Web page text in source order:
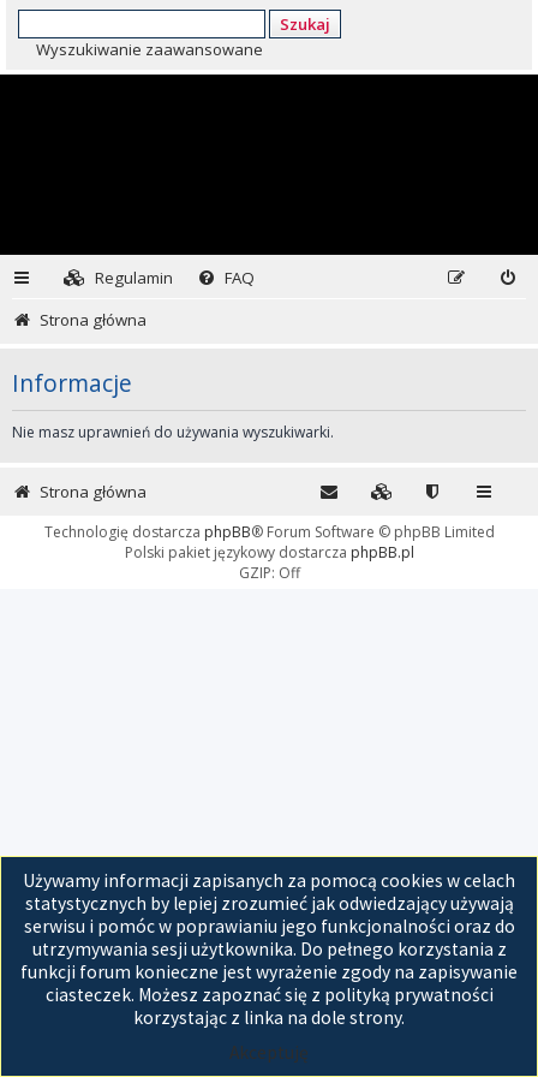
Szukaj
Wyszukiwanie zaawansowane
Regulamin
FAQ
Strona główna
Informacje
Nie masz uprawnień do używania wyszukiwarki.
Używamy informacji zapisanych za pomocą cookies w celach
statystycznych by lepiej zrozumieć jak odwiedzający używają
serwisu i pomóc w poprawianiu jego funkcjonalności oraz do
utrzymywania sesji użytkownika. Do pełnego korzystania z
funkcji forum konieczne jest wyrażenie zgody na zapisywanie
ciasteczek. Możesz zapoznać się z polityką prywatności
korzystając z linka na dole strony.
Akceptuję
Strona główna
Technologię dostarcza phpBB® Forum Software © phpBB Limited
Polski pakiet językowy dostarcza phpBB.pl
GZIP: Off